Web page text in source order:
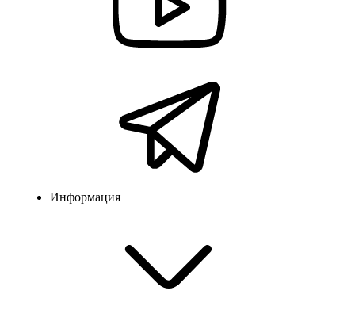
Информация